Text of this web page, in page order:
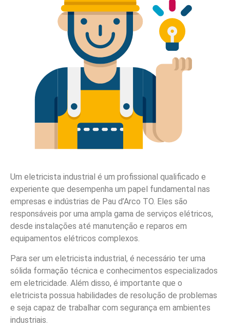
Um eletricista industrial é um profissional qualificado e
experiente que desempenha um papel fundamental nas
empresas e indústrias de Pau d’Arco TO. Eles são
responsáveis por uma ampla gama de serviços elétricos,
desde instalações até manutenção e reparos em
equipamentos elétricos complexos.
Para ser um eletricista industrial, é necessário ter uma
sólida formação técnica e conhecimentos especializados
em eletricidade. Além disso, é importante que o
eletricista possua habilidades de resolução de problemas
e seja capaz de trabalhar com segurança em ambientes
industriais.